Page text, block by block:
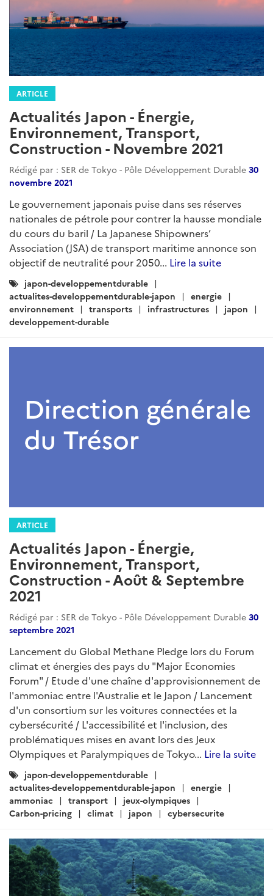
ARTICLE
Actualités Japon - Énergie,
Environnement, Transport,
Construction - Novembre 2021
Rédigé par : SER de Tokyo - Pôle Développement Durable 30
novembre 2021
Le gouvernement japonais puise dans ses réserves
nationales de pétrole pour contrer la hausse mondiale
du cours du baril / La Japanese Shipowners’
Association (JSA) de transport maritime annonce son
objectif de neutralité pour 2050... Lire la suite
Catégories
:
japon-developpementdurable
actualites-developpementdurable-japon
energie
environnement
transports infrastructures
japon
developpement-durable
ARTICLE
Actualités Japon - Énergie,
Environnement, Transport,
Construction - Août & Septembre
2021
Rédigé par : SER de Tokyo - Pôle Développement Durable 30
septembre 2021
Lancement du Global Methane Pledge lors du Forum
climat et énergies des pays du "Major Economies
Forum" / Etude d'une chaîne d'approvisionnement de
l'ammoniac entre l'Australie et le Japon / Lancement
d'un consortium sur les voitures connectées et la
cybersécurité / L'accessibilité et l'inclusion, des
problématiques mises en avant lors des Jeux
Olympiques et Paralympiques de Tokyo... Lire la suite
Catégories
:
japon-developpementdurable
actualites-developpementdurable-japon
energie
ammoniac
transport
jeux-olympiques
Carbon-pricing
climat japon cybersecurite